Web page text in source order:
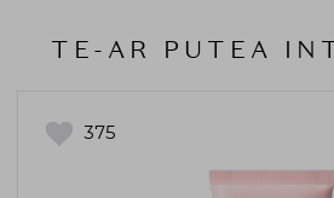
TE-AR PUTEA
375